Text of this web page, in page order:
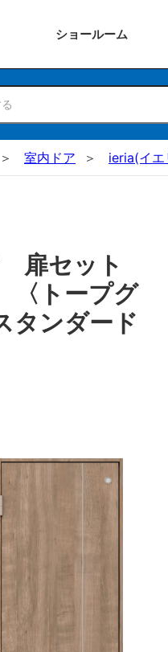
ショールーム
室内ドア ieria(イエ
扉セット
トープグ
ンダード